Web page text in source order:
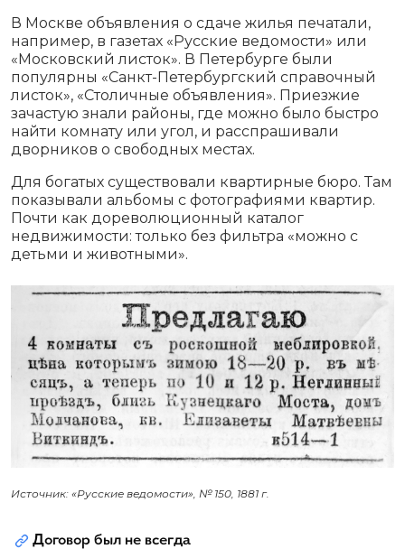
В Москве объявления о сдаче жилья печатали,
например, в газетах «Русские ведомости» или
«Московский листок». В Петербурге были
популярны «Санкт-Петербургский справочный
листок», «Столичные объявления». Приезжие
зачастую знали районы, где можно было быстро
найти комнату или угол, и расспрашивали
дворников о свободных местах.
Для богатых существовали квартирные бюро. Там
показывали альбомы с фотографиями квартир.
Почти как дореволюционный каталог
недвижимости: только без фильтра «можно с
детьми и животными».
Источник: «Русские ведомости», № 150, 1881 г.
Договор был не всегда